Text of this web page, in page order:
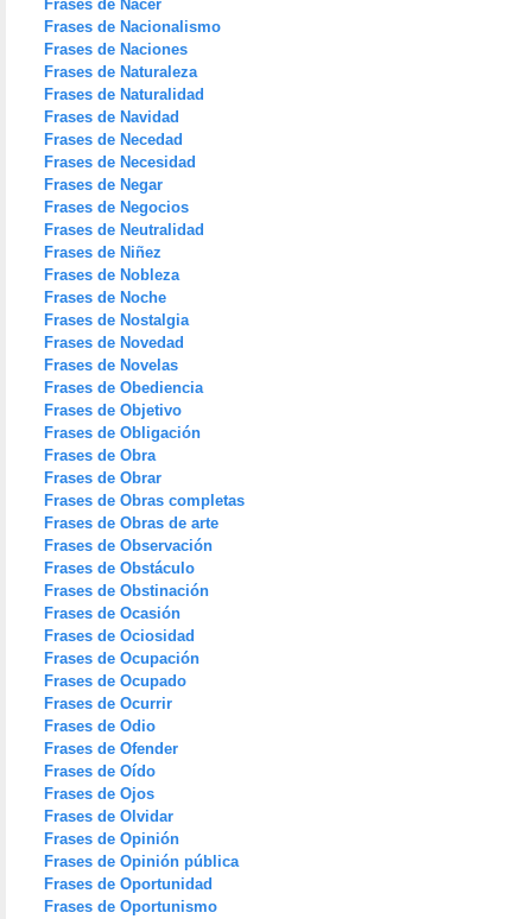
Frases de Nacer
Frases de Nacionalismo
Frases de Naciones
Frases de Naturaleza
Frases de Naturalidad
Frases de Navidad
Frases de Necedad
Frases de Necesidad
Frases de Negar
Frases de Negocios
Frases de Neutralidad
Frases de Niñez
Frases de Nobleza
Frases de Noche
Frases de Nostalgia
Frases de Novedad
Frases de Novelas
Frases de Obediencia
Frases de Objetivo
Frases de Obligación
Frases de Obra
Frases de Obrar
Frases de Obras completas
Frases de Obras de arte
Frases de Observación
Frases de Obstáculo
Frases de Obstinación
Frases de Ocasión
Frases de Ociosidad
Frases de Ocupación
Frases de Ocupado
Frases de Ocurrir
Frases de Odio
Frases de Ofender
Frases de Oído
Frases de Ojos
Frases de Olvidar
Frases de Opinión
Frases de Opinión pública
Frases de Oportunidad
Frases de Oportunismo